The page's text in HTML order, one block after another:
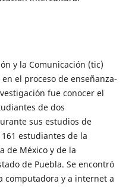
y la Comunicación (tic)
el proceso de enseñanza-
fue conocer el
de dos
sus estudios de
estudiantes de la
de México y de la
de Puebla. Se encontró
computadora y a internet a